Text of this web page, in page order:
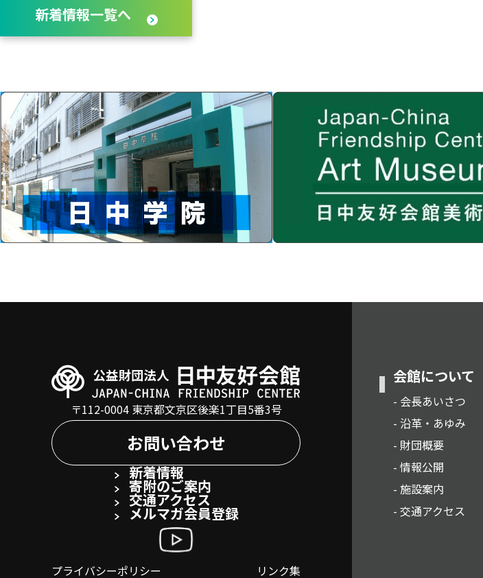
新着情報一覧へ
〒112-0004 東京都文京区後楽1丁目5番3号
お問い合わせ
新着情報
寄附のご案内
交通アクセス
メルマガ会員登録
プライバシーポリシー リンク集
会館について
- 会長あいさつ
- 沿革・あゆみ
- 財団概要
- 情報公開
- 施設案内
- 交通アクセス